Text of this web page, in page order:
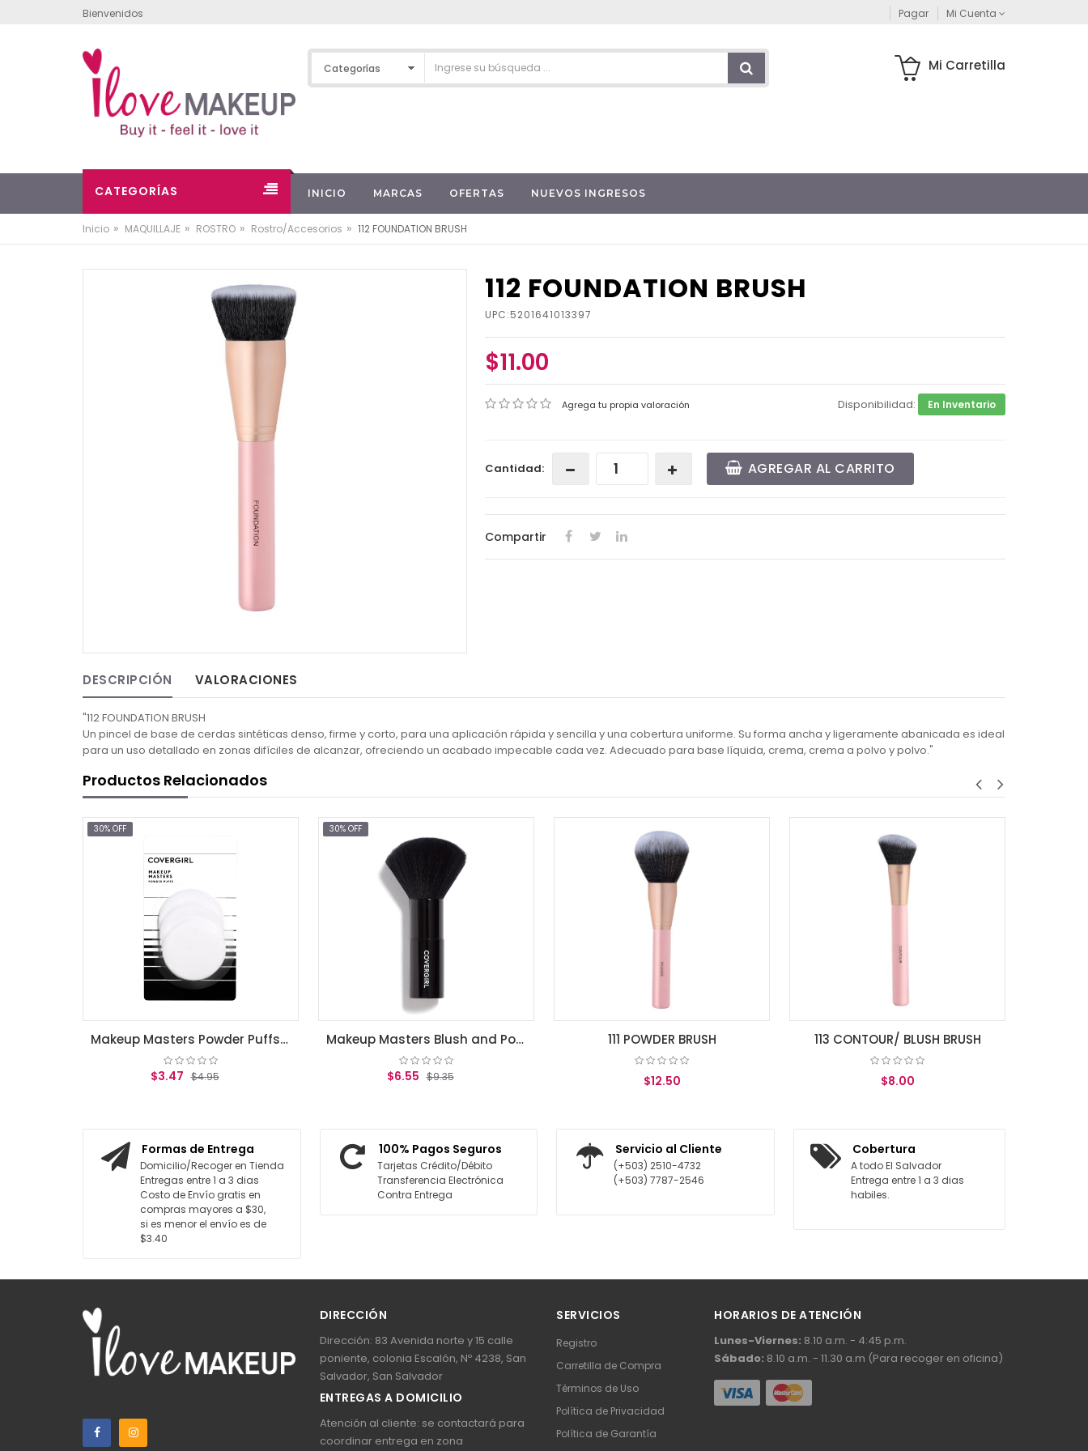
Bienvenidos Pagar Mi Cuenta
Mi Carretilla
CATEGORÍAS INICIO MARCAS OFERTAS NUEVOS INGRESOS
Inicio » MAQUILLAJE » ROSTRO » Rostro/Accesorios » 112 FOUNDATION BRUSH
112 FOUNDATION BRUSH
UPC:5201641013397
$11.00
Agrega tu propia valoración Disponibilidad: En Inventario
Cantidad: AGREGAR AL CARRITO
Compartir
DESCRIPCIÓN VALORACIONES
"112 FOUNDATION BRUSH
Un pincel de base de cerdas sintéticas denso, firme y corto, para una aplicación rápida y sencilla y una cobertura uniforme. Su forma ancha y ligeramente abanicada es ideal
para un uso detallado en zonas difíciles de alcanzar, ofreciendo un acabado impecable cada vez. Adecuado para base líquida, crema, crema a polvo y polvo."
Productos Relacionados
30% OFF
Makeup Masters Powder Puffs (3) 3 Count
$3.47 $4.95
30% OFF
Makeup Masters Blush and Powder Brush 1 Count
$6.55 $9.35
111 POWDER BRUSH
$12.50
113 CONTOUR/ BLUSH BRUSH
$8.00
Formas de Entrega
Domicilio/Recoger en Tienda
Entregas entre 1 a 3 dias
Costo de Envío gratis en
compras mayores a $30,
si es menor el envío es de
$3.40
100% Pagos Seguros
Tarjetas Crédito/Débito
Transferencia Electrónica
Contra Entrega
Servicio al Cliente
(+503) 2510-4732
(+503) 7787-2546
Cobertura
A todo El Salvador
Entrega entre 1 a 3 dias
habiles.
DIRECCIÓN
Dirección: 83 Avenida norte y 15 calle
poniente, colonia Escalón, Nº 4238, San
Salvador, San Salvador
ENTREGAS A DOMICILIO
Atención al cliente: se contactará para
coordinar entrega en zona
SERVICIOS
Registro
Carretilla de Compra
Términos de Uso
Política de Privacidad
Política de Garantía
HORARIOS DE ATENCIÓN
Lunes-Viernes: 8.10 a.m. - 4:45 p.m.
Sábado: 8.10 a.m. - 11.30 a.m (Para recoger en oficina)